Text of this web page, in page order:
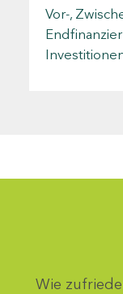
Vor-,
Wie